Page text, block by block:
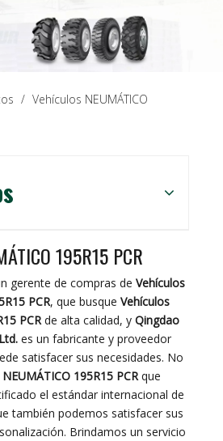
/ Vehículos NEUMÁTICO
195R15 PCR
gerente de compras de Vehículos
PCR, que busque Vehículos
PCRde alta calidad, y Qingdao
es un fabricante y proveedor
satisfacer sus necesidades. No
195R15 PCRque
el estándar internacional de
también podemos satisfacer sus
Brindamos un servicio